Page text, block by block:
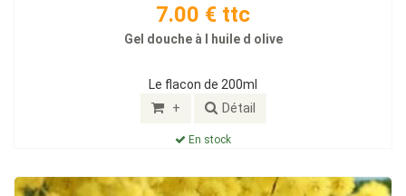
7.00 € ttc
Gel douche à l huile d olive
Le flacon de 200ml
+ Détail
En stock